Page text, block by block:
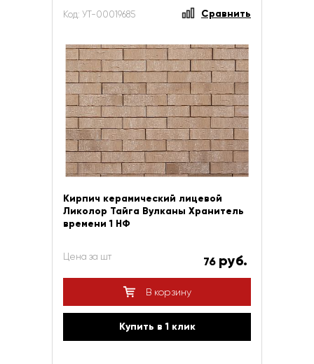
Код: УТ-00019685 Сравнить
Кирпич керамический лицевой
Ликолор Тайга Вулканы Хранитель
времени 1 НФ
Цена за шт 76 руб.
В корзину
Купить в 1 клик